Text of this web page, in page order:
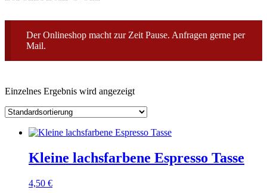
Der Onlineshop macht zur Zeit Pause. Anfragen gerne per
Mail.
Einzelnes Ergebnis wird angezeigt
Kleine lachsfarbene Espresso Tasse
4,50 €